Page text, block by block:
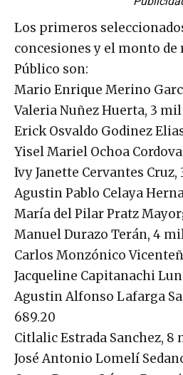
Los primeros
concesiones y el monto de
Público son:
Mario Enrique Merino
Valeria Nuñez Huerta, 3
Erick Osvaldo Godinez
Yisel Mariel Ochoa
Ivy Janette Cervantes Cruz,
Agustin Pablo Celaya
María del Pilar Pratz
Manuel Durazo Terán, 4
Carlos Monzónico
Jacqueline Capitanachi
Agustin Alfonso Lafarga
689.20
Citlalic Estrada Sanchez, 8
José Antonio Lomelí